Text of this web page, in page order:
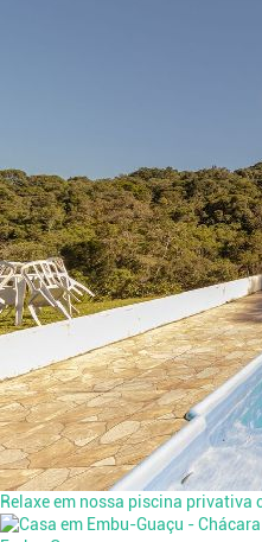
Relaxe em nossa piscina privativa